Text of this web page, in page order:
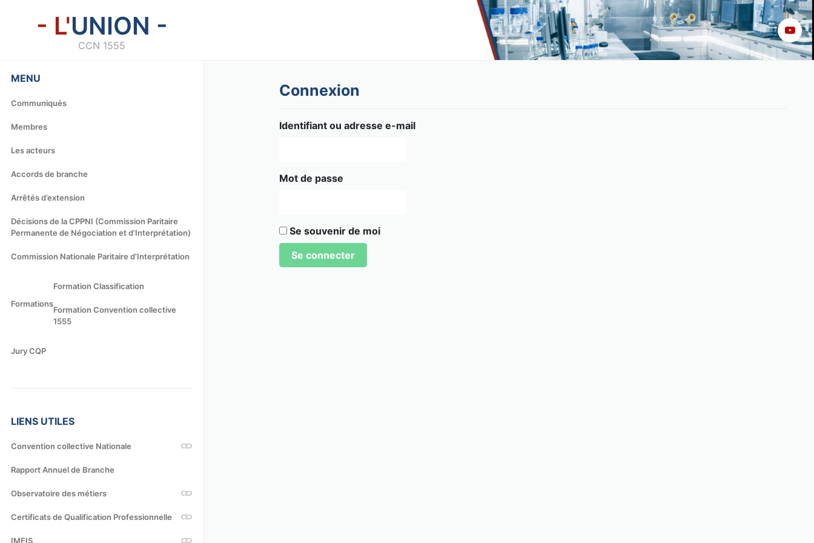
- L'UNION -
CCN 1555
MENU
Communiqués
Membres
Les acteurs
Accords de branche
Arrêtés d’extension
Décisions de la CPPNI (Commission Paritaire
Permanente de Négociation et d’Interprétation)
Commission Nationale Paritaire d’Interprétation
Formations
Formation Classification
Formation Convention collective
1555
Jury CQP
LIENS UTILES
Convention collective Nationale
Rapport Annuel de Branche
Observatoire des métiers
Certificats de Qualification Professionnelle
IMFIS
Connexion
Identifiant ou adresse e-mail
Mot de passe
Se souvenir de moi